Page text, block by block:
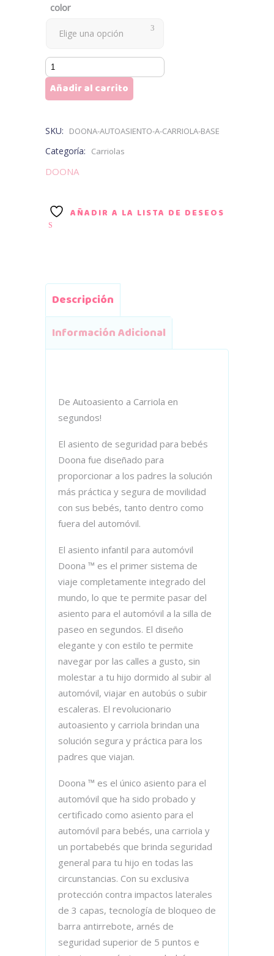
color
Elige una opción
doona-
autoasiento-
a-
base
Añadir al carrito
SKU: DOONA-AUTOASIENTO-A-CARRIOLA-BASE
Categoría: Carriolas
DOONA
AÑADIR A LA LISTA DE DESEOS
Descripción
Información Adicional
De Autoasiento a Carriola en
segundos!
El asiento de seguridad para bebés
Doona fue diseñado para
proporcionar a los padres la solución
más práctica y segura de movilidad
con sus bebés, tanto dentro como
fuera del automóvil.
El asiento infantil para automóvil
Doona ™ es el primer sistema de
viaje completamente integrado del
mundo, lo que te permite pasar del
asiento para el automóvil a la silla de
paseo en segundos. El diseño
elegante y con estilo te permite
navegar por las calles a gusto, sin
molestar a tu hijo dormido al subir al
automóvil, viajar en autobús o subir
escaleras. El revolucionario
autoasiento y carriola brindan una
solución segura y práctica para los
padres que viajan.
Doona ™ es el único asiento para el
automóvil que ha sido probado y
certificado como asiento para el
automóvil para bebés, una carriola y
un portabebés que brinda seguridad
general para tu hijo en todas las
circunstancias. Con su exclusiva
protección contra impactos laterales
de 3 capas, tecnología de bloqueo de
barra antirrebote, arnés de
seguridad superior de 5 puntos e